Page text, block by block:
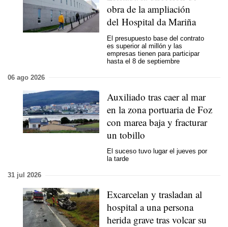
obra de la ampliación
del Hospital da Mariña
El presupuesto base del contrato
es superior al millón y las
empresas tienen para participar
hasta el 8 de septiembre
06 ago 2026
Auxiliado tras caer al mar
en la zona portuaria de Foz
con marea baja y fracturar
un tobillo
El suceso tuvo lugar el jueves por
la tarde
31 jul 2026
Excarcelan y trasladan al
hospital a una persona
herida grave tras volcar su